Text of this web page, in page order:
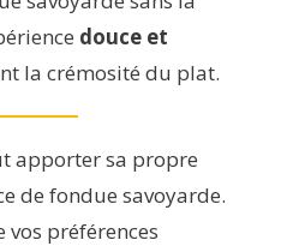
douce et
la crémosité du plat.
apporter sa propre
de fondue savoyarde.
préférences